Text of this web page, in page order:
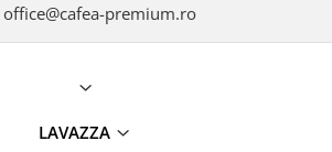
office@cafea-premium.ro
LAVAZZA